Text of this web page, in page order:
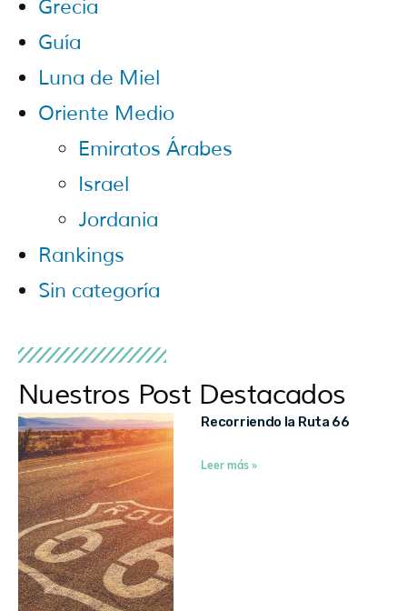
Grecia
Guía
Luna de Miel
Oriente Medio
Emiratos Árabes
Israel
Jordania
Rankings
Sin categoría
Nuestros Post Destacados
Recorriendo la Ruta 66
Leer más »